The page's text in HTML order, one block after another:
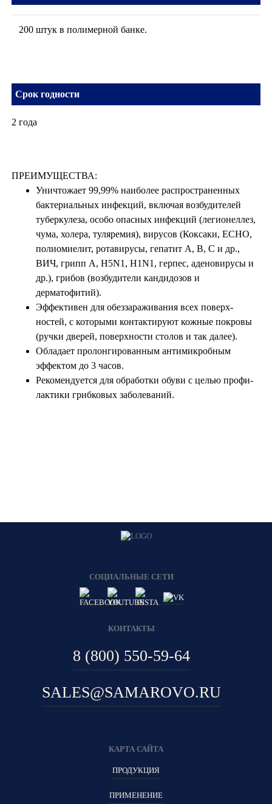
200 штук в полимерной банке.
Срок годности
2 года
ПРЕИМУЩЕСТВА:
Уничтожает 99,99% наиболее распространенных
бактериальных инфекций, включая возбудителей
туберкулеза, особо опасных инфекций (легионеллез,
чума, холера, туляремия), вирусов (Коксаки, ЕСНО,
полиомиелит, ротавирусы, гепатит А, В, С и др.,
ВИЧ, грипп А, Н5N1, Н1N1, герпес, аденовирусы и
др.), грибов (возбудители кандидозов и
дерматофитий).
Эффективен для обеззараживания всех поверх-
ностей, с которыми контактируют кожные покровы
(ручки дверей, поверхности столов и так далее).
Обладает пролонгированным антимикробным
эффектом до 3 часов.
Рекомендуется для обработки обуви с целью профи-
лактики грибковых заболеваний.
СОЦИАЛЬНЫЕ СЕТИ
КОНТАКТЫ
8 (800) 550-59-64
SALES@SAMAROVO.RU
КАРТА САЙТА
ПРОДУКЦИЯ
ПРИМЕНЕНИЕ